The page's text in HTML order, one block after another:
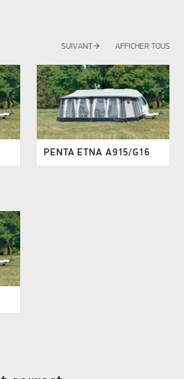
SUIVANTarrow_forward AFFICHER TOUS
PENTA ETNA A915/G16